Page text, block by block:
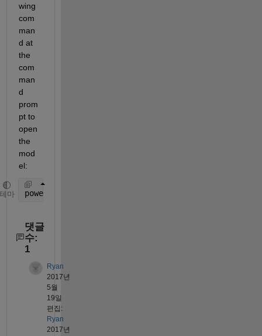
wing
com
man
d at
the
com
man
d
prom
pt to
open
the
mod
el:
테마 power_converters
댓글
수:
1
Ryan
2017년
5월
19일
편집:
Ryan
2017년